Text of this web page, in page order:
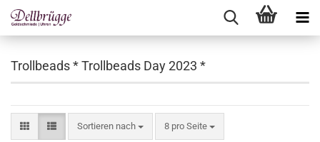
Trollbeads * Trollbeads Day 2023 *
Sortieren nach
Sortieren nach 8 pro Seite
pro Seite